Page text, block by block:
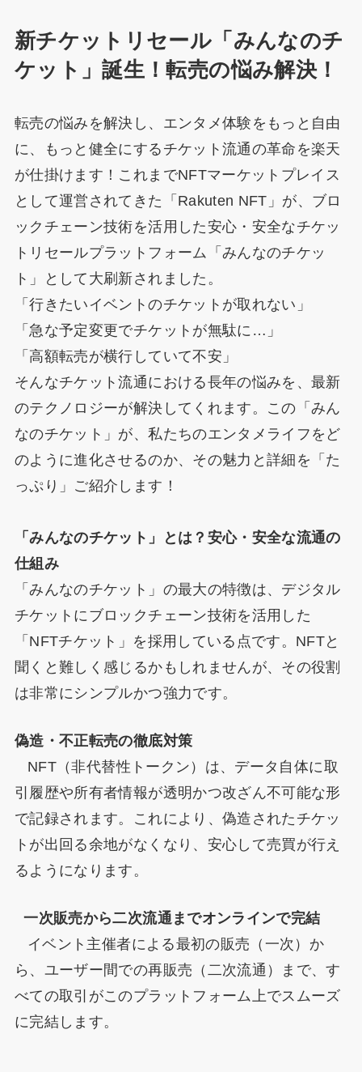
新チケットリセール「みんなのチ
ケット」誕生！転売の悩み解決！
転売の悩みを解決し、エンタメ体験をもっと自由
に、もっと健全にするチケット流通の革命を楽天
が仕掛けます！これまでNFTマーケットプレイス
として運営されてきた「Rakuten NFT」が、ブロ
ックチェーン技術を活用した安心・安全なチケッ
トリセールプラットフォーム「みんなのチケッ
ト」として大刷新されました。
「行きたいイベントのチケットが取れない」
「急な予定変更でチケットが無駄に…」
「高額転売が横行していて不安」
そんなチケット流通における長年の悩みを、最新
のテクノロジーが解決してくれます。この「みん
なのチケット」が、私たちのエンタメライフをど
のように進化させるのか、その魅力と詳細を「た
っぷり」ご紹介します！
「みんなのチケット」とは？安心・安全な流通の
仕組み
「みんなのチケット」の最大の特徴は、デジタル
チケットにブロックチェーン技術を活用した
「NFTチケット」を採用している点です。NFTと
聞くと難しく感じるかもしれませんが、その役割
は非常にシンプルかつ強力です。
偽造・不正転売の徹底対策
NFT（非代替性トークン）は、データ自体に取
引履歴や所有者情報が透明かつ改ざん不可能な形
で記録されます。これにより、偽造されたチケッ
トが出回る余地がなくなり、安心して売買が行え
るようになります。
一次販売から二次流通までオンラインで完結
イベント主催者による最初の販売（一次）か
ら、ユーザー間での再販売（二次流通）まで、す
べての取引がこのプラットフォーム上でスムーズ
に完結します。